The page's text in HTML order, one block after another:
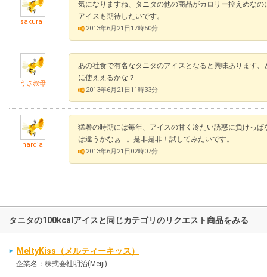
sakura_
気になりますね、タニタの他の商品がカロリー控えめなの
アイスも期待したいです。
2013年6月21日17時50分
うさ叔母
あの社食で有名なタニタのアイスとなると興味あります
に使ええるかな？
2013年6月21日11時33分
nardia
猛暑の時期には毎年、アイスの甘く冷たい誘惑に負けっ
は違うかなぁ…。是非是非！試してみたいです。
2013年6月21日02時07分
タニタの100kcalアイスと同じカテゴリのリクエスト商品をみる
MeltyKiss（メルティーキッス）
企業名：株式会社明治(Meiji)